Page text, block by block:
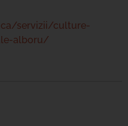
servizii/culture-
alboru/